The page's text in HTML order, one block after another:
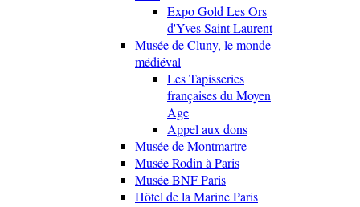
Expo Gold Les Ors
d'Yves Saint Laurent
Musée de Cluny, le monde
médiéval
Les Tapisseries
françaises du Moyen
Age
Appel aux dons
Musée de Montmartre
Musée Rodin à Paris
Musée BNF Paris
Hôtel de la Marine Paris